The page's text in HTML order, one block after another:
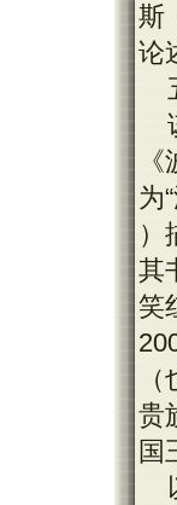
斯
论
为
）
其
笑
贵
国